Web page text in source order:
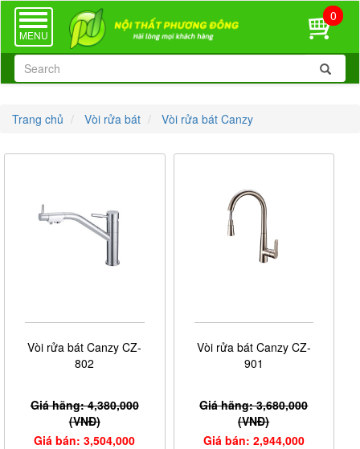
TOGGLE
NAVIGATION
MENU
0
Trang chủ Vòi rửa bát Vòi rửa bát Canzy
Vòi rửa bát Canzy CZ-
802
Giá hãng: 4,380,000
(VNĐ)
Giá bán: 3,504,000
Vòi rửa bát Canzy CZ-
901
Giá hãng: 3,680,000
(VNĐ)
Giá bán: 2,944,000